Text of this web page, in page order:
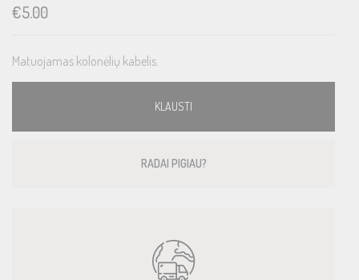
€5.00
Matuojamas kolonėlių kabelis.
KLAUSTI
RADAI PIGIAU?